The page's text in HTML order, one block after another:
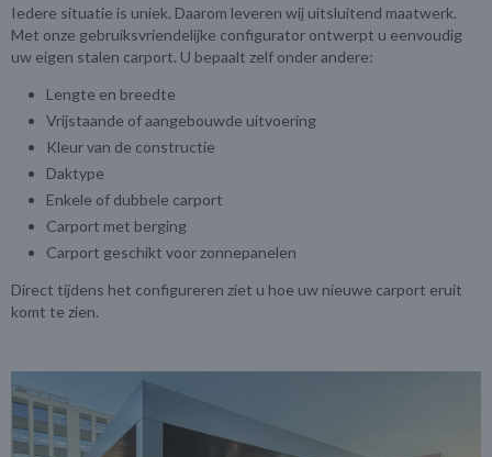
Iedere situatie is uniek. Daarom leveren wij uitsluitend maatwerk.
Met onze gebruiksvriendelijke configurator ontwerpt u eenvoudig
uw eigen stalen carport. U bepaalt zelf onder andere:
Lengte en breedte
Vrijstaande of aangebouwde uitvoering
Kleur van de constructie
Daktype
Enkele of dubbele carport
Carport met berging
Carport geschikt voor zonnepanelen
Direct tijdens het configureren ziet u hoe uw nieuwe carport eruit
komt te zien.